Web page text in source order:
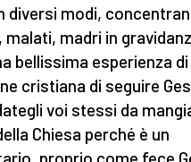
diversi modi,
madri in
bellissima esperienza di
cristiana di seguire
voi stessi da
Chiesa perché è un